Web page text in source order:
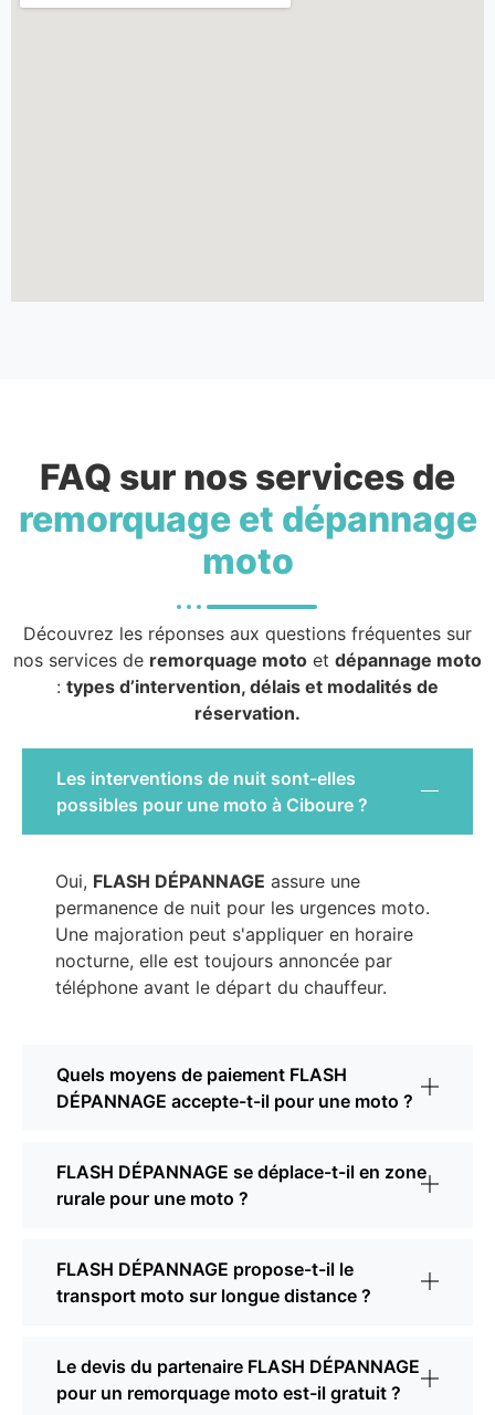
FAQ sur nos services de
remorquage et dépannage
moto
Découvrez les réponses aux questions fréquentes sur
nos services de remorquage moto et dépannage moto
: types d’intervention, délais et modalités de
réservation.
Les interventions de nuit sont-elles
possibles pour une moto à Ciboure ?
Oui, FLASH DÉPANNAGE assure une
permanence de nuit pour les urgences moto.
Une majoration peut s'appliquer en horaire
nocturne, elle est toujours annoncée par
téléphone avant le départ du chauffeur.
Quels moyens de paiement FLASH
DÉPANNAGE accepte-t-il pour une moto ?
FLASH DÉPANNAGE se déplace-t-il en zone
rurale pour une moto ?
FLASH DÉPANNAGE propose-t-il le
transport moto sur longue distance ?
Le devis du partenaire FLASH DÉPANNAGE
pour un remorquage moto est-il gratuit ?